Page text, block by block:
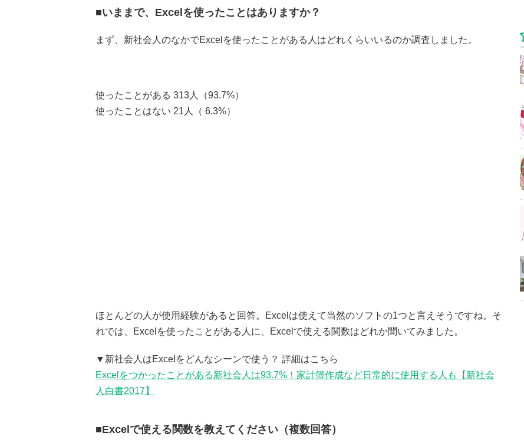
■いままで、Excelを使ったことはありますか？
まず、新社会人のなかでExcelを使ったことがある人はどれくらいいるのか調査しました。
使ったことがある 313人（93.7%）
使ったことはない 21人（ 6.3%）
ほとんどの人が使用経験があると回答。Excelは使えて当然のソフトの1つと言えそうですね。そ
れでは、Excelを使ったことがある人に、Excelで使える関数はどれか聞いてみました。
▼新社会人はExcelをどんなシーンで使う？ 詳細はこちら
Excelをつかったことがある新社会人は93.7%！家計簿作成など日常的に使用する人も【新社会
人白書2017】
■Excelで使える関数を教えてください（複数回答）